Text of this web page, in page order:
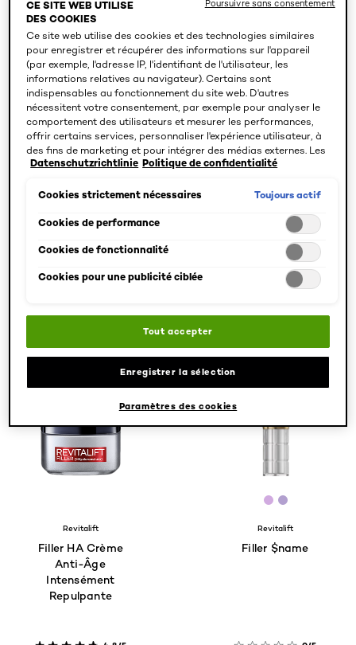
Revitalift
Filler Sérum Yeux
4.6/5
Revitalift
Filler
Augencreme für
4.5/5
Revitalift
Filler HA Crème
Anti-Âge
Intensément
Repulpante
[Color]:
[Color]:
Revitalift
Filler $name
CE SITE WEB UTILISE
DES COOKIES
Ce site web utilise des cookies et des technologies similaires
pour enregistrer et récupérer des informations sur l'appareil
(par exemple, l'adresse IP, l'identifiant de l'utilisateur, les
informations relatives au navigateur). Certains sont
indispensables au fonctionnement du site web. D'autres
nécessitent votre consentement, par exemple pour analyser le
comportement des utilisateurs et mesurer les performances,
offrir certains services, personnaliser l'expérience utilisateur, à
des fins de marketing et pour intégrer des médias externes. Les
cookies non indispensables peuvent être acceptés directement
»). Il est également possible de personnaliser les paramètres et
pouvez modifier votre sélection à tout moment en cliquant sur le
lien « Paramètres des cookies ». Pour plus d'informations,
veuillez consulter notre politique de confidentialité.
Datenschutzrichtlinie Politique de confidentialité
Cookies strictement nécessaires Toujours actif
Cookies de performance
Cookies de fonctionnalité
Cookies pour une publicité ciblée
Tout accepter
Enregistrer la sélection
Paramètres des cookies
Poursuivre sans consentement